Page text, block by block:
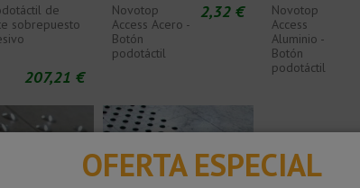
de
sobrepuesto
207,21 €
Novotop
Access Acero -
Botón
podotáctil
2,32 €
Novotop
Access
Aluminio -
Botón
podotáctil
OFERTA ESPECIAL